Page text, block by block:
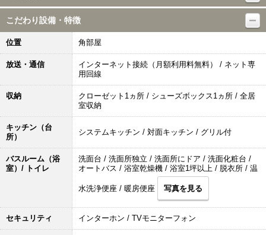
こだわり設備・特徴
位置 角部屋
放送・通信
インターネット接続（月額利用料無料） / ネット専
用回線
収納
クローゼット1ヵ所 / シューズボックス1ヵ所 / 全居
室収納
キッチン（台
所）
システムキッチン / 対面キッチン / グリル付
バスルーム（浴
室）/ トイレ
洗面台 / 洗面所独立 / 洗面所にドア / 洗面化粧台 /
オートバス / 浴室乾燥機 / 浴室1坪以上 / 脱衣所 / 温
水洗浄便座 / 暖房便座 写真を見る
セキュリティ インターホン / TVモニターフォン